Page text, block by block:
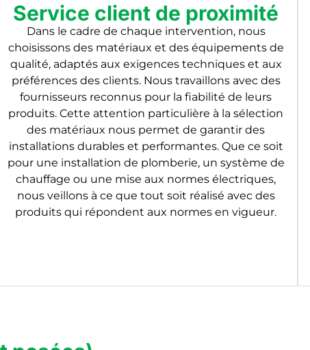
Service client de proximité
Dans le cadre de chaque intervention, nous
choisissons des matériaux et des équipements de
qualité, adaptés aux exigences techniques et aux
préférences des clients. Nous travaillons avec des
fournisseurs reconnus pour la fiabilité de leurs
produits. Cette attention particulière à la sélection
des matériaux nous permet de garantir des
installations durables et performantes. Que ce soit
pour une installation de plomberie, un système de
chauffage ou une mise aux normes électriques,
nous veillons à ce que tout soit réalisé avec des
produits qui répondent aux normes en vigueur.